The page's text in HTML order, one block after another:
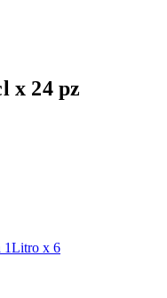
x 24 pz
1Litro x 6